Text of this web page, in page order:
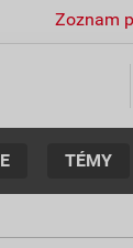
Zoznam
TÉMY